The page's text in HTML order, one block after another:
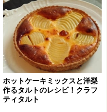
ホットケーキミックスと洋梨
作るタルトのレシピ！クラフ
ティタルト